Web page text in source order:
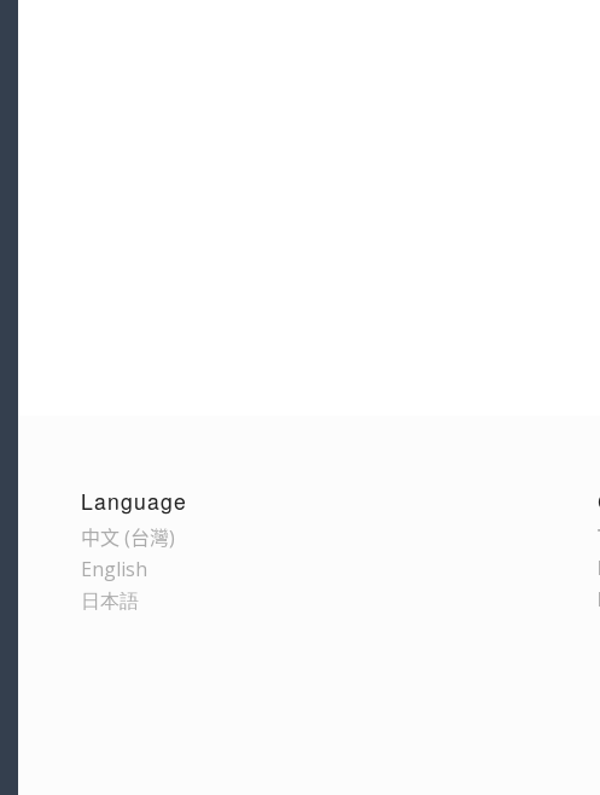
Language
中文 (台灣)
English
日本語